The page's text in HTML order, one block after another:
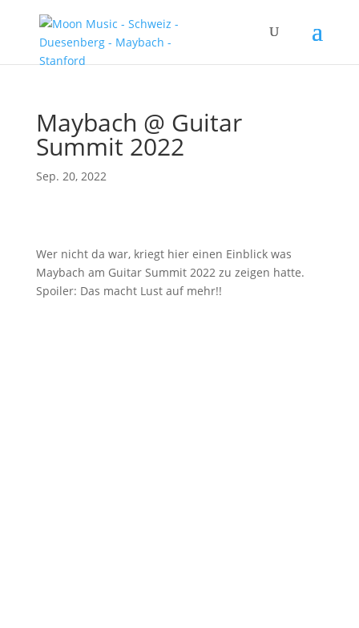
Maybach @ Guitar
Summit 2022
Sep. 20, 2022
Wer nicht da war, kriegt hier einen Einblick was
Maybach am Guitar Summit 2022 zu zeigen hatte.
Spoiler: Das macht Lust auf mehr!!